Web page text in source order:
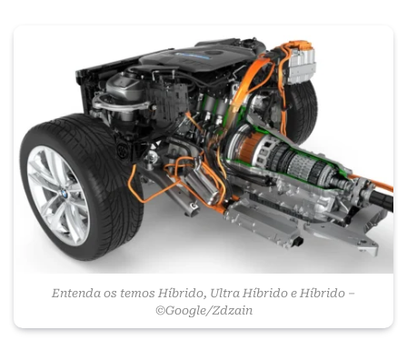
Entenda os temos Híbrido, Ultra Híbrido e Híbrido –
©Google/Zdzain